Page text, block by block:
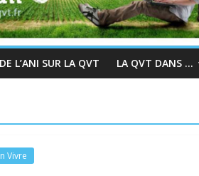
L’ANI SUR LA QVT LA QVT DANS …
Vivre